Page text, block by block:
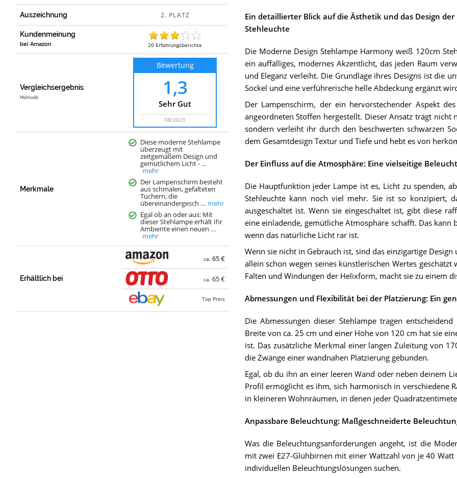
Auszeichnung
Kundenmeinung
bei Amazon 20 Erfahrungsberichte
Vergleichsergebnis
Methodik
Bewertung
1,3
Sehr Gut
08/2023
Merkmale
Diese moderne Stehlampe
überzeugt mit
zeitgemäßem Design und
gemütlichem Licht - …
mehr
Der Lampenschirm besteht
aus schmalen, gefalteten
Tüchern, die
übereinandergesch … mehr
Egal ob an oder aus: Mit
dieser Stehlampe erhält Ihr
Ambiente einen neuen …
mehr
Erhältlich bei
ca.65 €
ca.65 €
Top Preis
Ein detaillierter Blick auf die Ästhetik und das Design
Stehleuchte
Die Moderne Design Stehlampe Harmony weiß 120cm
ein auffälliges, modernes Akzentlicht, das jeden Raum
und Eleganz verleiht. Die Grundlage ihres Designs ist die
Sockel und eine verführerische helle Abdeckung ergänzt
Der Lampenschirm, der ein hervorstechender Aspekt
angeordneten Stoffen hergestellt. Dieser Ansatz trägt
sondern verleiht ihr durch den beschwerten schwarzen
dem Gesamtdesign Textur und Tiefe und hebt es von
Der Einfluss auf die Atmosphäre: Eine vielseitige
Die Hauptfunktion jeder Lampe ist es, Licht zu spenden,
Stehleuchte kann noch viel mehr. Sie ist so konzipiert,
ausgeschaltet ist. Wenn sie eingeschaltet ist, gibt diese
eine einladende, gemütliche Atmosphäre schafft. Das
wenn das natürliche Licht rar ist.
Wenn sie nicht in Gebrauch ist, sind das einzigartige
allein schon wegen seines künstlerischen Wertes
Falten und Windungen der Helixform, macht sie zu einem
Abmessungen und Flexibilität bei der Platzierung: Ein
Die Abmessungen dieser Stehlampe tragen
Breite von ca. 25 cm und einer Höhe von 120 cm hat sie
ist. Das zusätzliche Merkmal einer langen Zuleitung von
die Zwänge einer wandnahen Platzierung gebunden.
Egal, ob du ihn an einer leeren Wand oder neben deinem
Profil ermöglicht es ihm, sich harmonisch in verschiedene
in kleineren Wohnräumen, in denen jeder
Anpassbare Beleuchtung: Maßgeschneiderte
Was die Beleuchtungsanforderungen angeht, ist die
mit zwei E27-Glühbirnen mit einer Wattzahl von je 40
individuellen Beleuchtungslösungen suchen.